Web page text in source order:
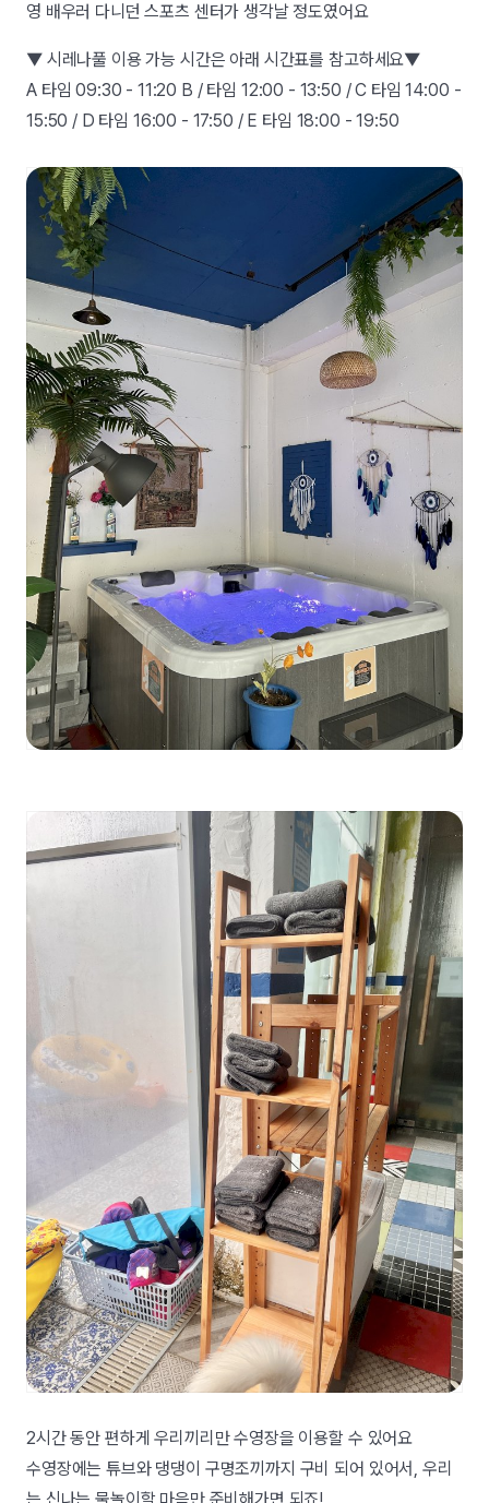
영 배우러 다니던 스포츠 센터가 생각날 정도였어요
▼ 시레나풀 이용 가능 시간은 아래 시간표를 참고하세요▼
A 타임 09:30 - 11:20 B / 타임 12:00 - 13:50 / C 타임 14:00 -
15:50 / D 타임 16:00 - 17:50 / E 타임 18:00 - 19:50 ​
2시간 동안 편하게 우리끼리만 수영장을 이용할 수 있어요
수영장에는 튜브와 댕댕이 구명조끼까지 구비 되어 있어서, 우리